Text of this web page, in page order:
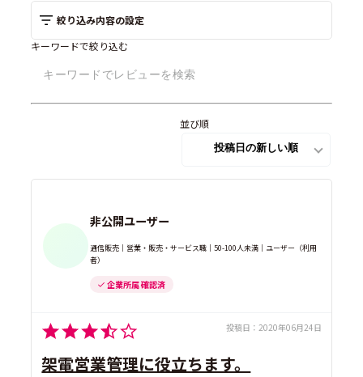
Webチャットツール
絞り込み内容の設定
キーワードで絞り込む
並び順
非公開ユーザー
通信販売｜営業・販売・サービス職｜50-100人未満｜ユーザー（利用
者）
企業所属 確認済
投稿日： 2020年06月24日
架電営業管理に役立ちます。